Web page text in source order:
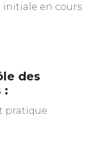
en cours
des
:
pratique